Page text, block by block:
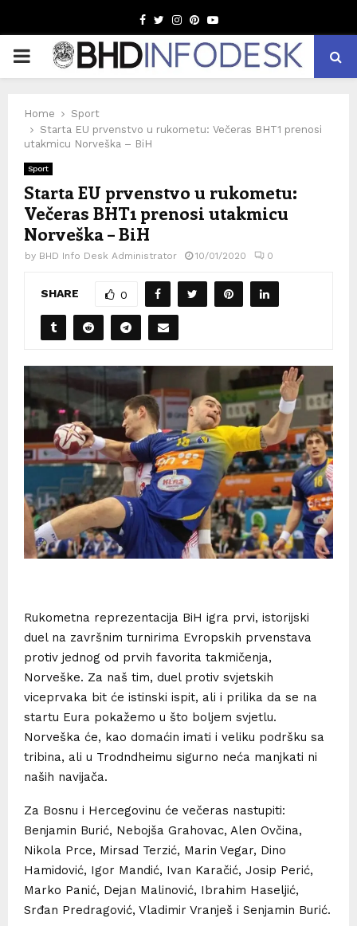
Facebook
TwitterInstagram
Pinterest
Youtube
PRIMARY
Home
Sport
Starta EU prvenstvo u rukometu: Večeras BHT1 prenosi
utakmicu Norveška – BiH
Sport
Starta EU prvenstvo u rukometu:
Večeras BHT1 prenosi utakmicu
Norveška – BiH
by BHD Info Desk Administrator 10/01/2020 0
SHARE 0
Rukometna reprezentacija BiH igra prvi, istorijski
duel na završnim turnirima Evropskih prvenstava
protiv jednog od prvih favorita takmičenja,
Norveške. Za naš tim, duel protiv svjetskih
viceprvaka bit će istinski ispit, ali i prilika da se na
startu Eura pokažemo u što boljem svjetlu.
Norveška će, kao domaćin imati i veliku podršku sa
tribina, ali u Trodndheimu sigurno neća manjkati ni
naših navijača.
Za Bosnu i Hercegovinu će večeras nastupiti:
Benjamin Burić, Nebojša Grahovac, Alen Ovčina,
Nikola Prce, Mirsad Terzić, Marin Vegar, Dino
Hamidović, Igor Mandić, Ivan Karačić, Josip Perić,
Marko Panić, Dejan Malinović, Ibrahim Haseljić,
Srđan Predragović, Vladimir Vranješ i Senjamin Burić.